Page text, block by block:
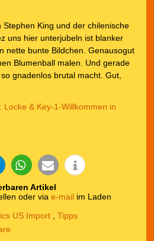
Stephen King und der chilenische
uns hier unterjubeln ist blanker
nette bunte Bildchen. Genausogut
Blumenball malen. Und gerade
gnadenlos brutal macht. Gut,
& Key-1-Willkommen in
Artikel
oder via e-mail im Laden
US Import, Tipps